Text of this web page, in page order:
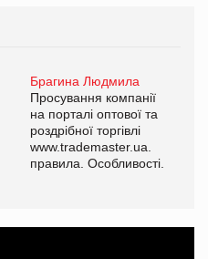
Брагина Людмила
Просування компанії
на порталі оптової та
роздрібної торгівлі
www.trademaster.ua.
правила. Особливості.